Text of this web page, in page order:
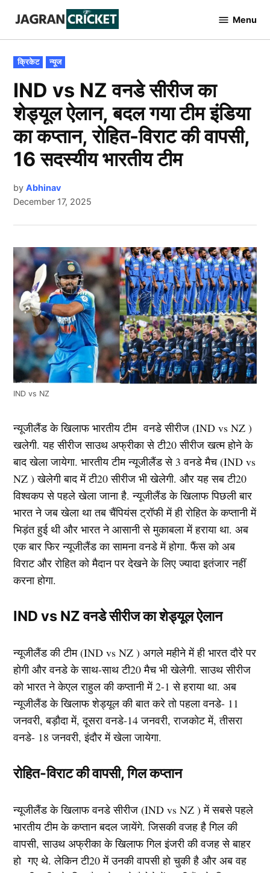
content
Cricket
Menu
POSTED
IN
क्रिकेट न्यूज
IND vs NZ वनडे सीरीज का
शेड्यूल ऐलान, बदल गया टीम इंडिया
का कप्तान, रोहित-विराट की वापसी,
16 सदस्यीय भारतीय टीम
by Abhinav
December 17, 2025
IND vs NZ
न्यूजीलैंड के खिलाफ भारतीय टीम वनडे सीरीज (IND vs NZ )
खलेगी. यह सीरीज साउथ अफ्रीका से टी20 सीरीज खत्म होने के
बाद खेला जायेगा. भारतीय टीम न्यूजीलैंड से 3 वनडे मैच (IND vs
NZ ) खेलेगी बाद में टी20 सीरीज भी खेलेगी. और यह सब टी20
विश्वकप से पहले खेला जाना है. न्यूजीलैंड के खिलाफ पिछली बार
भारत ने जब खेला था तब चैंपियंस ट्रॉफी में ही रोहित के कप्तानी में
भिड़ंत हुई थी और भारत ने आसानी से मुकाबला में हराया था. अब
एक बार फिर न्यूजीलैंड का सामना वनडे में होगा. फैंस को अब
विराट और रोहित को मैदान पर देखने के लिए ज्यादा इतंजार नहीं
करना होगा.
IND vs NZ वनडे सीरीज का शेड्यूल ऐलान
न्यूजीलैंड की टीम (IND vs NZ ) अगले महीने में ही भारत दौरे पर
होगी और वनडे के साथ-साथ टी20 मैच भी खेलेगी. साउथ सीरीज
को भारत ने केएल राहुल की कप्तानी में 2-1 से हराया था. अब
न्यूजीलैंड के खिलाफ शेड्यूल की बात करे तो पहला वनडे- 11
जनवरी, बड़ौदा में, दूसरा वनडे-14 जनवरी, राजकोट में, तीसरा
वनडे- 18 जनवरी, इंदौर में खेला जायेगा.
रोहित-विराट की वापसी, गिल कप्तान
न्यूजीलैंड के खिलाफ वनडे सीरीज (IND vs NZ ) में सबसे पहले
भारतीय टीम के कप्तान बदल जायेंगे. जिसकी वजह है गिल की
वापसी, साउथ अफ्रीका के खिलाफ गिल इंजरी की वजह से बाहर
हो गए थे. लेकिन टी20 में उनकी वापसी हो चुकी है और अब वह